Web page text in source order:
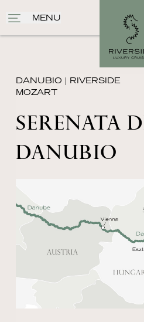
MENU
DANUBIO | RIVERSIDE
MOZART
SERENATA
DANUBIO